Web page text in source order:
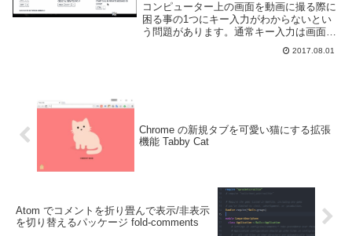
コンピューター上の画面を動画に撮る際に
困る事の1つにキー入力がわからないとい
う問題があります。通常キー入力は画面に
表示されない為、どういう操作を行ってい
るのかがわかりにくいです。Mac を利用し
2017.08.01
Chrome の新規タブを可愛い猫にする拡張
機能 Tabby Cat
Atom でコメントを折り畳んで表示/非表示
を切り替えるパッケージ fold-comments